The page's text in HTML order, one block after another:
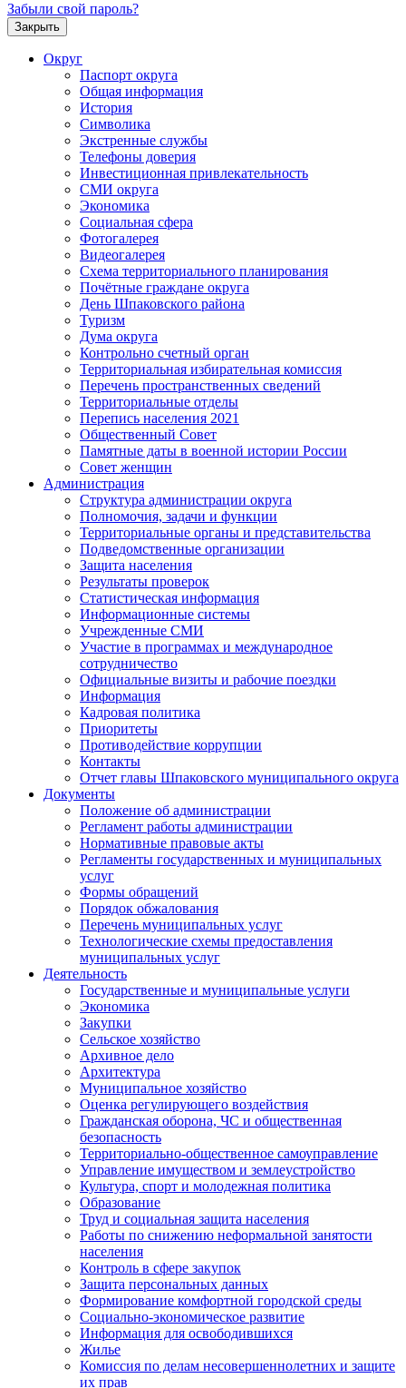
Забыли свой пароль?
Закрыть
Округ
Паспорт округа
Общая информация
История
Символика
Экстренные службы
Телефоны доверия
Инвестиционная привлекательность
СМИ округа
Экономика
Социальная сфера
Фотогалерея
Видеогалерея
Схема территориального планирования
Почётные граждане округа
День Шпаковского района
Туризм
Дума округа
Контрольно счетный орган
Территориальная избирательная комиссия
Перечень пространственных сведений
Территориальные отделы
Перепись населения 2021
Общественный Совет
Памятные даты в военной истории России
Совет женщин
Администрация
Структура администрации округа
Полномочия, задачи и функции
Территориальные органы и представительства
Подведомственные организации
Защита населения
Результаты проверок
Статистическая информация
Информационные системы
Учрежденные СМИ
Участие в программах и международное
сотрудничество
Официальные визиты и рабочие поездки
Информация
Кадровая политика
Приоритеты
Противодействие коррупции
Контакты
Отчет главы Шпаковского муниципального округа
Документы
Положение об администрации
Регламент работы администрации
Нормативные правовые акты
Регламенты государственных и муниципальных
услуг
Формы обращений
Порядок обжалования
Перечень муниципальных услуг
Технологические схемы предоставления
муниципальных услуг
Деятельность
Государственные и муниципальные услуги
Экономика
Закупки
Сельское хозяйство
Архивное дело
Архитектура
Муниципальное хозяйство
Оценка регулирующего воздействия
Гражданская оборона, ЧС и общественная
безопасность
Территориально-общественное самоуправление
Управление имуществом и землеустройство
Культура, спорт и молодежная политика
Образование
Труд и социальная защита населения
Работы по снижению неформальной занятости
населения
Контроль в сфере закупок
Защита персональных данных
Формирование комфортной городской среды
Социально-экономическое развитие
Информация для освободившихся
Жилье
Комиссия по делам несовершеннолетних и защите
их прав